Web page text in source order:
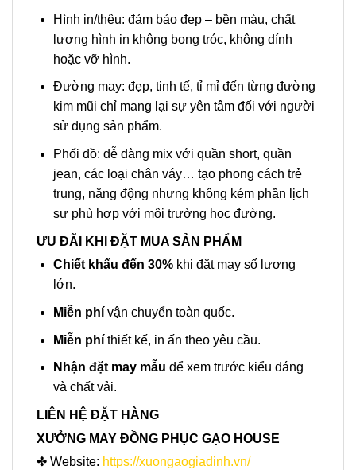
Hình in/thêu: đảm bảo đẹp – bền màu, chất
lượng hình in không bong tróc, không dính
hoặc vỡ hình.
Đường may: đẹp, tinh tế, tỉ mỉ đến từng đường
kim mũi chỉ mang lại sự yên tâm đối với người
sử dụng sản phẩm.
Phối đồ: dễ dàng mix với quần short, quần
jean, các loại chân váy… tạo phong cách trẻ
trung, năng động nhưng không kém phần lịch
sự phù hợp với môi trường học đường.
ƯU ĐÃI KHI ĐẶT MUA SẢN PHẨM
Chiết khấu đến 30%khi đặt may số lượng
lớn.
Miễn phí vận chuyển toàn quốc.
Miễn phíthiết kế, in ấn theo yêu cầu.
Nhận đặt may mẫu để xem trước kiểu dáng
và chất vải.
LIÊN HỆ ĐẶT HÀNG
XƯỞNG MAY ĐỒNG PHỤC GẠO HOUSE
✤ Website: https://xuongaogiadinh.vn/